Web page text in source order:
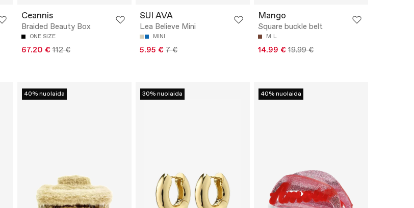
Ceannis
Braided Beauty Box
ONE SIZE
67.20 € 112 €
SUI AVA
Lea Believe Mini
MINI
5.95 € 7 €
Mango
Square buckle belt
M L
14.99 € 19.99 €
40% nuolaida 30% nuolaida 40% nuolaida